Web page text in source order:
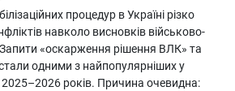
процедур в Україні різко
навколо висновків військово-
Запити «оскарження рішення ВЛК» та
одними з найпопулярніших у
2025–2026 років. Причина очевидна: